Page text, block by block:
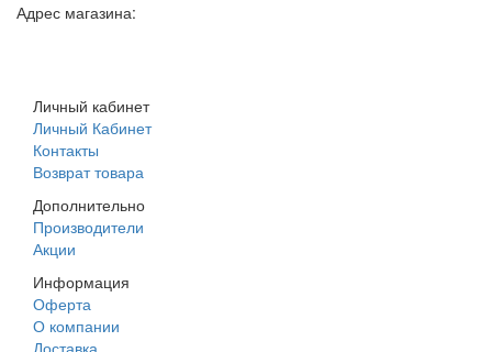
Адрес магазина:
Личный кабинет
Личный Кабинет
Контакты
Возврат товара
Дополнительно
Производители
Акции
Информация
Оферта
О компании